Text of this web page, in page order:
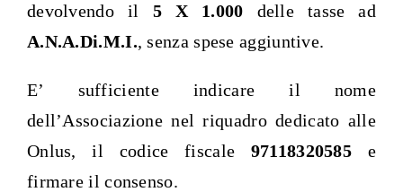
devolvendo il 5 X 1.000 delle tasse ad
A.N.A.Di.M.I., senza spese aggiuntive.
E’ sufficiente indicare il nome
dell’Associazione nel riquadro dedicato alle
Onlus, il codice fiscale 97118320585 e
firmare il consenso.